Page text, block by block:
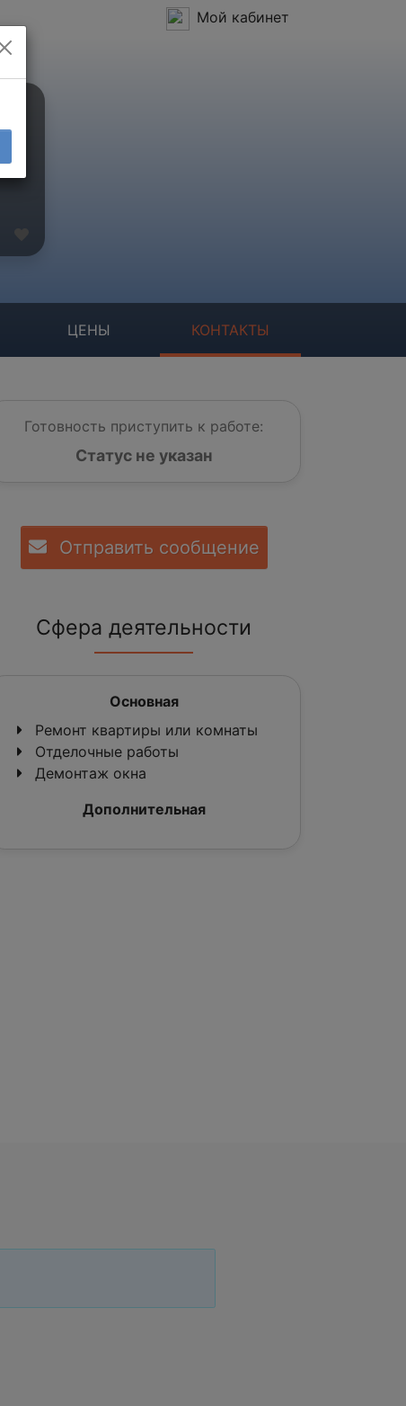
Мой кабинет
ЦЕНЫ КОНТАКТЫ
Готовность приступить к работе:
Статус не указан
Отправить сообщение
Сфера деятельности
Основная
Ремонт квартиры или комнаты
Отделочные работы
Демонтаж окна
Дополнительная